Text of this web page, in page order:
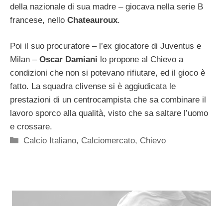
della nazionale di sua madre – giocava nella serie B
francese, nello Chateauroux.
Poi il suo procuratore – l’ex giocatore di Juventus e
Milan – Oscar Damiani lo propone al Chievo a
condizioni che non si potevano rifiutare, ed il gioco è
fatto. La squadra clivense si è aggiudicata le
prestazioni di un centrocampista che sa combinare il
lavoro sporco alla qualità, visto che sa saltare l’uomo
e crossare.
Categorie
Calcio Italiano, Calciomercato, Chievo